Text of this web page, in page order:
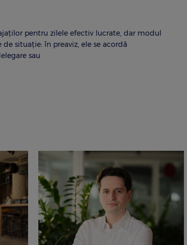
pentru zilele efectiv lucrate, dar modul
situație: în preaviz, ele se acordă
sau